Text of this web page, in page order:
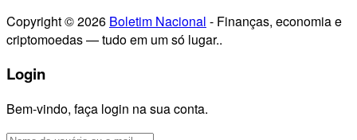
Copyright © 2026 Boletim Nacional - Finanças, economia e
criptomoedas — tudo em um só lugar..
Login
Bem-vindo, faça login na sua conta.